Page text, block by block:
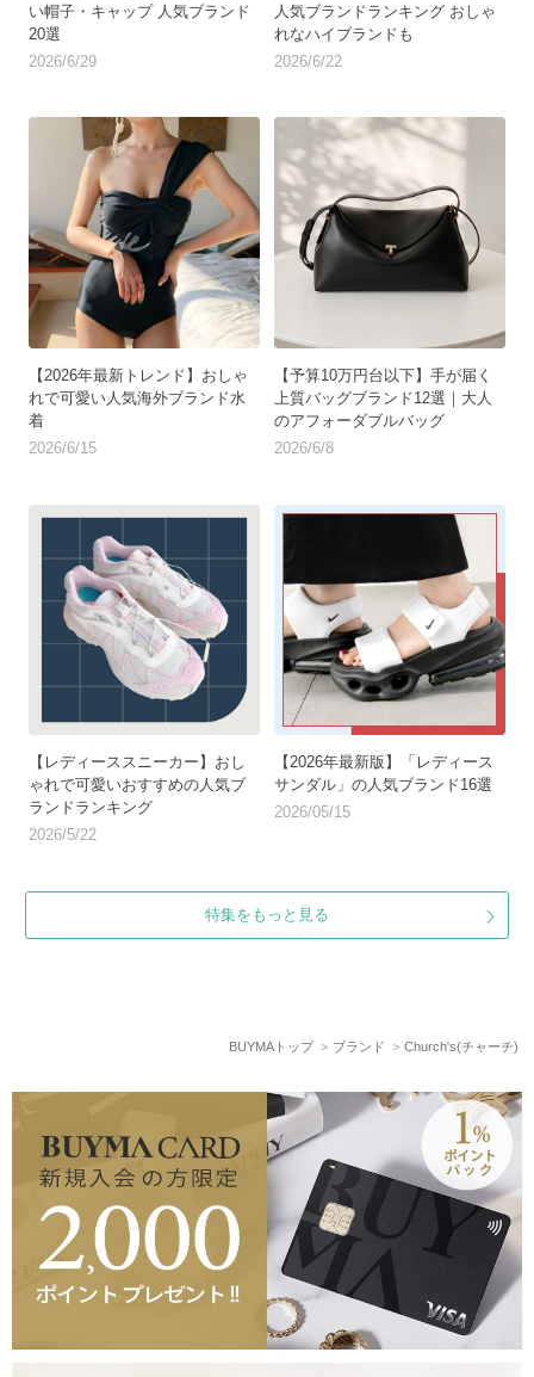
い帽子・キャップ 人気ブランド
20選
2026/6/29
人気ブランドランキング おしゃ
れなハイブランドも
2026/6/22
【2026年最新トレンド】おしゃ
れで可愛い人気海外ブランド水
着
2026/6/15
【予算10万円台以下】手が届く
上質バッグブランド12選｜大人
のアフォーダブルバッグ
2026/6/8
【レディーススニーカー】おし
ゃれで可愛いおすすめの人気ブ
ランドランキング
2026/5/22
【2026年最新版】「レディース
サンダル」の人気ブランド16選
2026/05/15
特集をもっと見る
BUYMAトップ ブランド Church's(チャーチ)